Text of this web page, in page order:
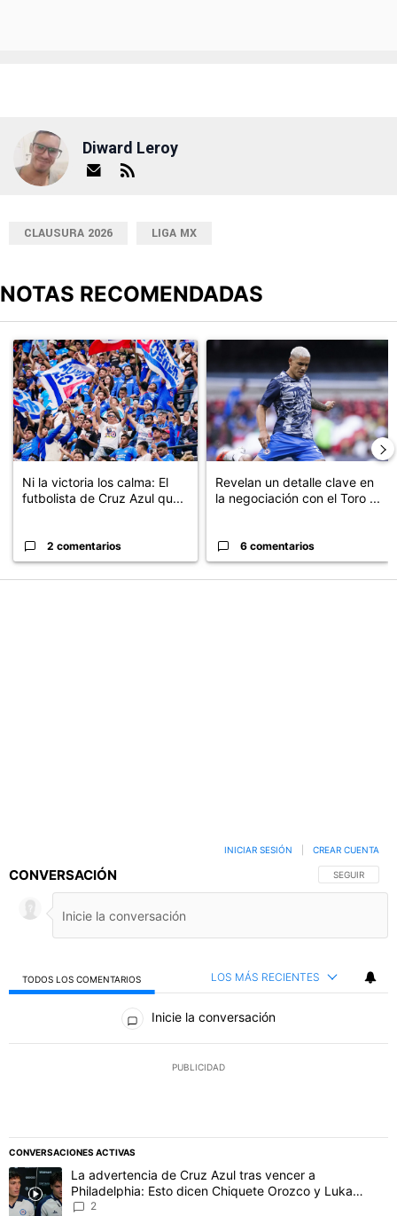
Diward Leroy
CLAUSURA 2026 LIGA MX
NOTAS RECOMENDADAS
PUBLICIDAD
Un artículo de tendencia con el título "Ni la victoria los calma: El
Ni la victoria los calma: El
futbolista de Cruz Azul qu...
2 comentarios
Un artículo de tendencia con
Revelan un detalle clave en
la negociación con el Toro ...
6 comentarios
CONVERSACIÓN SIGA ESTA
SEGUIR
INICIAR SESIÓN CREAR CUENTA
TODOS LOS COMENTARIOS LOS MÁS RECIENTES
Todos los comentarios
Inicie la conversación
PUBLICIDAD
CONVERSACIONES ACTIVAS
Este listado muestra los artículos con más comentarios en los
Un artículo de tendencia con el título "La advertencia de Cruz
La advertencia de Cruz Azul tras vencer a
Philadelphia: Esto dicen Chiquete Orozco y Luka
Romero
2